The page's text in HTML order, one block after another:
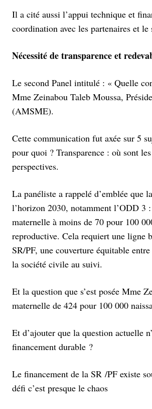
Il a cité aussi l’appui technique et
coordination avec les partenaires et
Nécessité de transparence et
Le second Panel intitulé : « Quelle
Mme Zeinabou Taleb Moussa,
(AMSME).
Cette communication fut axée sur 5
pour quoi ? Transparence : où sont
perspectives.
La panéliste a rappelé d’emblée que
l’horizon 2030, notamment l’ODD 3
maternelle à moins de 70 pour 100
reproductive. Cela requiert une ligne
SR/PF, une couverture équitable
la société civile au suivi.
Et la question que s’est posée Mme
maternelle de 424 pour 100 000
Et d’ajouter que la question actuelle
financement durable ?
Le financement de la SR /PF existe
défi c’est presque le chaos